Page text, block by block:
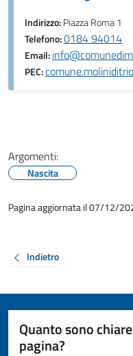
Indirizzo:Piazza Roma 1
Telefono:0184 94014
Email:
PEC:
Argomenti:
Nascita
Pagina aggiornata il 07/12/
Indietro
Quanto sono
pagina?